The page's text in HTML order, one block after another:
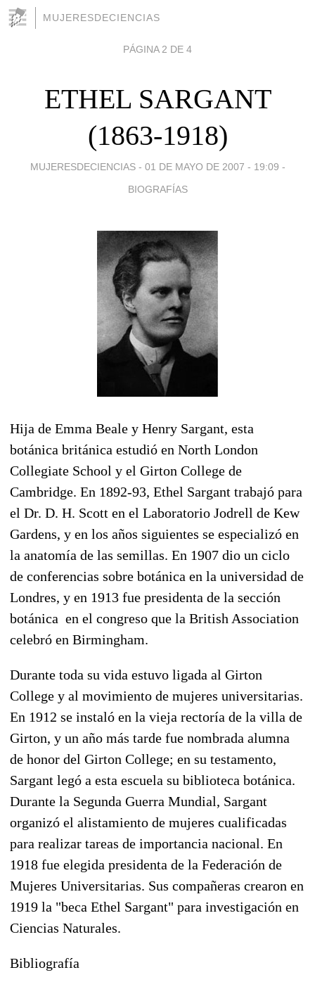
MUJERESDECIENCIAS
PÁGINA 2 DE 4
ETHEL SARGANT
(1863-1918)
MUJERESDECIENCIAS - 01 DE MAYO DE 2007 - 19:09 -
BIOGRAFÍAS
Hija de Emma Beale y Henry Sargant, esta
botánica británica estudió en North London
Collegiate School y el Girton College de
Cambridge. En 1892-93, Ethel Sargant trabajó para
el Dr. D. H. Scott en el Laboratorio Jodrell de Kew
Gardens, y en los años siguientes se especializó en
la anatomía de las semillas. En 1907 dio un ciclo
de conferencias sobre botánica en la universidad de
Londres, y en 1913 fue presidenta de la sección
botánica en el congreso que la British Association
celebró en Birmingham.
Durante toda su vida estuvo ligada al Girton
College y al movimiento de mujeres universitarias.
En 1912 se instaló en la vieja rectoría de la villa de
Girton, y un año más tarde fue nombrada alumna
de honor del Girton College; en su testamento,
Sargant legó a esta escuela su biblioteca botánica.
Durante la Segunda Guerra Mundial, Sargant
organizó el alistamiento de mujeres cualificadas
para realizar tareas de importancia nacional. En
1918 fue elegida presidenta de la Federación de
Mujeres Universitarias. Sus compañeras crearon en
1919 la "beca Ethel Sargant" para investigación en
Ciencias Naturales.
Bibliografía